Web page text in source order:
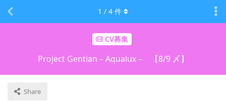
CV募集
Project Gentian – Aqualux – 【8/9 〆】
Share
1 / 4 件